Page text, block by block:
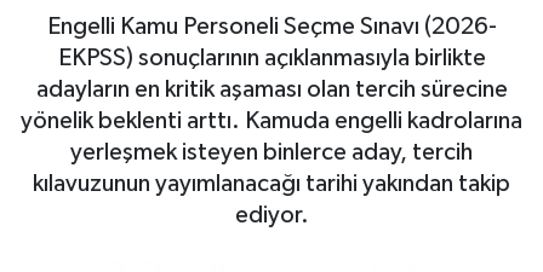
Engelli Kamu Personeli Seçme Sınavı (2026-
EKPSS) sonuçlarının açıklanmasıyla birlikte
adayların en kritik aşaması olan tercih sürecine
yönelik beklenti arttı. Kamuda engelli kadrolarına
yerleşmek isteyen binlerce aday, tercih
kılavuzunun yayımlanacağı tarihi yakından takip
ediyor.
Gündem
Kim Kimdir Nereli
Resmi İlanlar
Son Dakika Haberleri
Haber Arşivi